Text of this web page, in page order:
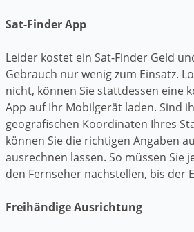
Sat-Finder App
Leider kostet ein Sat-Finder Geld
Gebrauch nur wenig zum Einsatz.
nicht, können Sie stattdessen eine
App auf Ihr Mobilgerät laden. Sind
geografischen Koordinaten Ihres
können Sie die richtigen Angaben
ausrechnen lassen. So müssen Sie
den Fernseher nachstellen, bis der
Freihändige Ausrichtung